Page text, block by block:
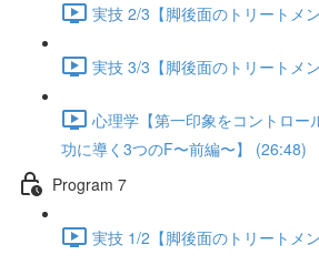
実技 2/3【脚後面のトリートメ
実技 3/3【脚後面のトリートメ
心理学【第一印象をコントロー
功に導く3つのF〜前編〜】 (26:48)
Program 7
実技 1/2【脚後面のトリートメ